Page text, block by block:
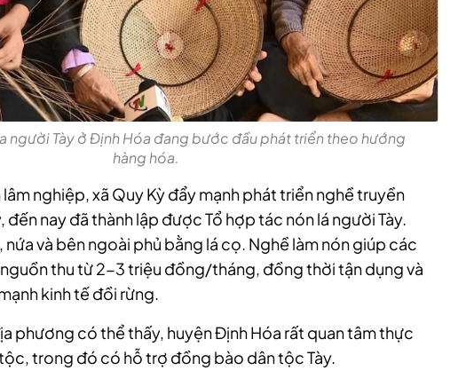
người Tày ở Định Hóa đang bước đầu phát triển theo hướng
hàng hóa.
nghiệp, xã Quy Kỳ đẩy mạnh phát triển nghề truyền
đến nay đã thành lập được Tổ hợp tác nón lá người Tày.
và bên ngoài phủ bằng lá cọ. Nghề làm nón giúp các
thu từ 2-3 triệu đồng/tháng, đồng thời tận dụng và
kinh tế đồi rừng.
phương có thể thấy, huyện Định Hóa rất quan tâm thực
trong đó có hỗ trợ đồng bào dân tộc Tày.